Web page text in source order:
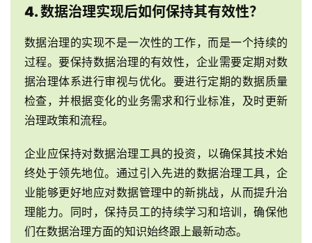
4. 数据治理实现后如何保持其有效性？
数据治理的实现不是一次性的工作，而是一个持续的
过程。要保持数据治理的有效性，企业需要定期对数
据治理体系进行审视与优化。要进行定期的数据质量
检查，并根据变化的业务需求和行业标准，及时更新
治理政策和流程。
企业应保持对数据治理工具的投资，以确保其技术始
终处于领先地位。通过引入先进的数据治理工具，企
业能够更好地应对数据管理中的新挑战，从而提升治
理能力。同时，保持员工的持续学习和培训，确保他
们在数据治理方面的知识始终跟上最新动态。